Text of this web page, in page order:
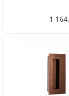
1 164